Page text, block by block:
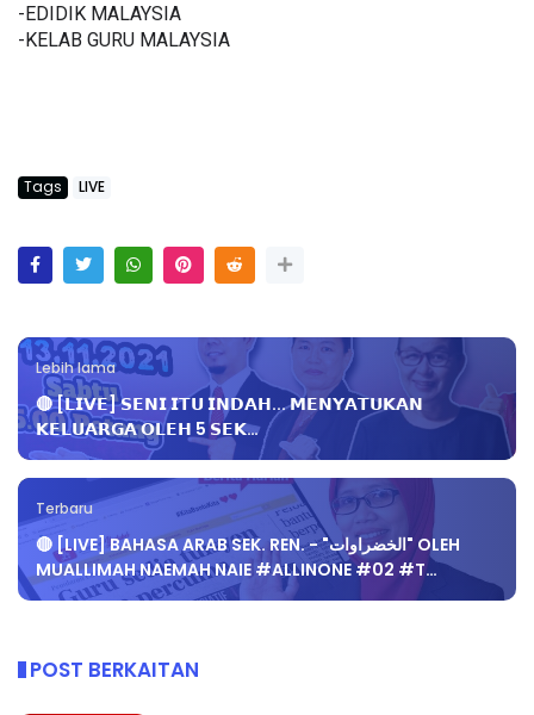
-EDIDIK MALAYSIA
-KELAB GURU MALAYSIA
Tags LIVE
Lebih lama
🔴 [𝗟𝗜𝗩𝗘] 𝗦𝗘𝗡𝗜 𝗜𝗧𝗨 𝗜𝗡𝗗𝗔𝗛... 𝗠𝗘𝗡𝗬𝗔𝗧𝗨𝗞𝗔𝗡
𝗞𝗘𝗟𝗨𝗔𝗥𝗚𝗔 𝗢𝗟𝗘𝗛 5 𝗦𝗘𝗞…
Terbaru
🔴 [LIVE] BAHASA ARAB SEK. REN. - "الخضراوات" OLEH
MUALLIMAH NAEMAH NAIE #ALLINONE #02 #T…
POST BERKAITAN